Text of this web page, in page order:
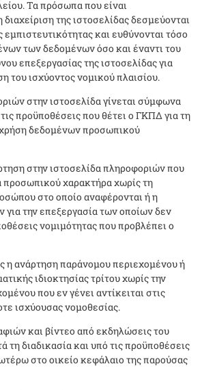
Τα πρόσωπα που είναι
της ιστοσελίδας δεσμεύονται
και ευθύνονται τόσο
των δεδομένων όσο και έναντι του
επεξεργασίας της ιστοσελίδας για
του ισχύοντος νομικού πλαισίου.
στην ιστοσελίδα γίνεται σύμφωνα
προϋποθέσεις που θέτει ο ΓΚΠΔ για τη
δεδομένων προσωπικού
στην ιστοσελίδα πληροφοριών που
προσωπικού χαρακτήρα χωρίς τη
στο οποίο αναφέρονται ή η
την επεξεργασία των οποίων δεν
νομιμότητας που προβλέπει ο
η ανάρτηση παράνομου περιεχομένου ή
ιδιοκτησίας τρίτου χωρίς την
που εν γένει αντίκειται στις
ισχύουσας νομοθεσίας.
και βίντεο από εκδηλώσεις του
τη διαδικασία και υπό τις προϋποθέσεις
στο οικείο κεφάλαιο της παρούσας